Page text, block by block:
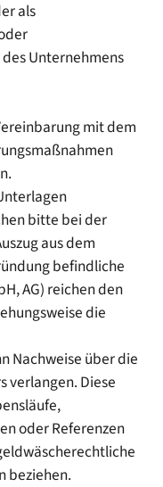
als
Unternehmens
mit dem
bitte bei der
aus dem
befindliche
AG) reichen den
die
Nachweise über die
verlangen. Diese
oder Referenzen
beziehen.